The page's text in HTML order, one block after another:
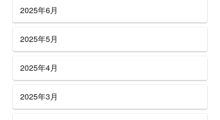
2025年6月
2025年5月
2025年4月
2025年3月